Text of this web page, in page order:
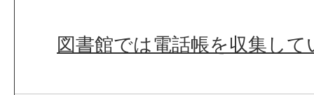
図書館では電話帳を収集し